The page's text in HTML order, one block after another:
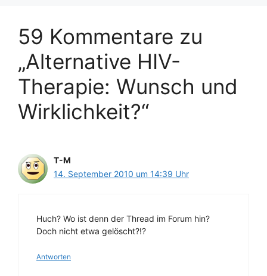
59 Kommentare zu
„Alternative HIV-
Therapie: Wunsch und
Wirklichkeit?“
T-M
14. September 2010 um 14:39 Uhr
Huch? Wo ist denn der Thread im Forum hin?
Doch nicht etwa gelöscht?!?
Antworten